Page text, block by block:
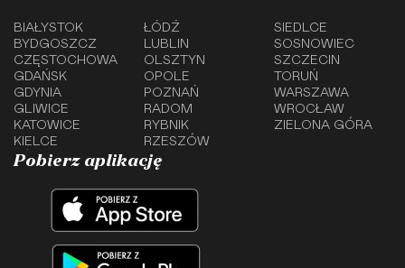
BIAŁYSTOK
BYDGOSZCZ
CZĘSTOCHOWA
GDAŃSK
GDYNIA
GLIWICE
KATOWICE
KIELCE
ŁÓDŹ
LUBLIN
OLSZTYN
OPOLE
POZNAŃ
RADOM
RYBNIK
RZESZÓW
SIEDLCE
SOSNOWIEC
SZCZECIN
TORUŃ
WARSZAWA
WROCŁAW
ZIELONA GÓRA
Pobierz aplikację